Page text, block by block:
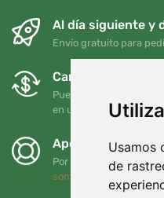
Usamos
de
Al día siguiente y
Envío gratuito para
Cambios y
Puede devolver o
en un plazo de 90 días
Apoyamos a
Por cada pedido
somos